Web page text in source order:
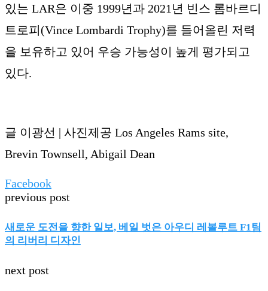
있는 LAR은 이중 1999년과 2021년 빈스 롬바르디
트로피(Vince Lombardi Trophy)를 들어올린 저력
을 보유하고 있어 우승 가능성이 높게 평가되고
있다.
글 이광선 | 사진제공 Los Angeles Rams site,
Brevin Townsell, Abigail Dean
Facebook
previous post
새로운 도전을 향한 일보, 베일 벗은 아우디 레볼루트 F1팀
의 리버리 디자인
next post